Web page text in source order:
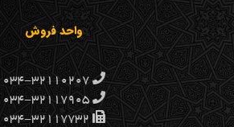
واحد فروش
۰۳۴-۳۲۱۱۰۲۰۷
۰۳۴-۳۲۱۱۷۹۰۵
۰۳۴-۳۲۱۱۷۷۳۲